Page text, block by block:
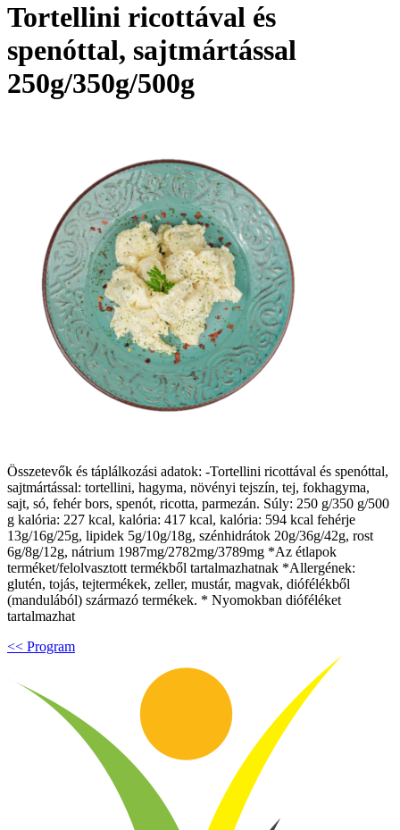
Tortellini ricottával és
spenóttal, sajtmártással
250g/350g/500g
Összetevők és táplálkozási adatok: -Tortellini ricottával és spenóttal,
sajtmártással: tortellini, hagyma, növényi tejszín, tej, fokhagyma,
sajt, só, fehér bors, spenót, ricotta, parmezán. Súly: 250 g/350 g/500
g kalória: 227 kcal, kalória: 417 kcal, kalória: 594 kcal fehérje
13g/16g/25g, lipidek 5g/10g/18g, szénhidrátok 20g/36g/42g, rost
6g/8g/12g, nátrium 1987mg/2782mg/3789mg *Az étlapok
terméket/felolvasztott termékből tartalmazhatnak *Allergének:
glutén, tojás, tejtermékek, zeller, mustár, magvak, diófélékből
(mandulából) származó termékek. * Nyomokban dióféléket
tartalmazhat
<< Program